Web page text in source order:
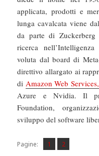
applicata, prodotti e
lunga cavalcata viene
da parte di Zuckerberg
ricerca
voluta dal board di
direttivo allargato ai
di Amazon Web Services,
Azure e Nvidia. Il
Foundation,
sviluppo del software
Pagine: Pagina
1 ,
Pagina
2